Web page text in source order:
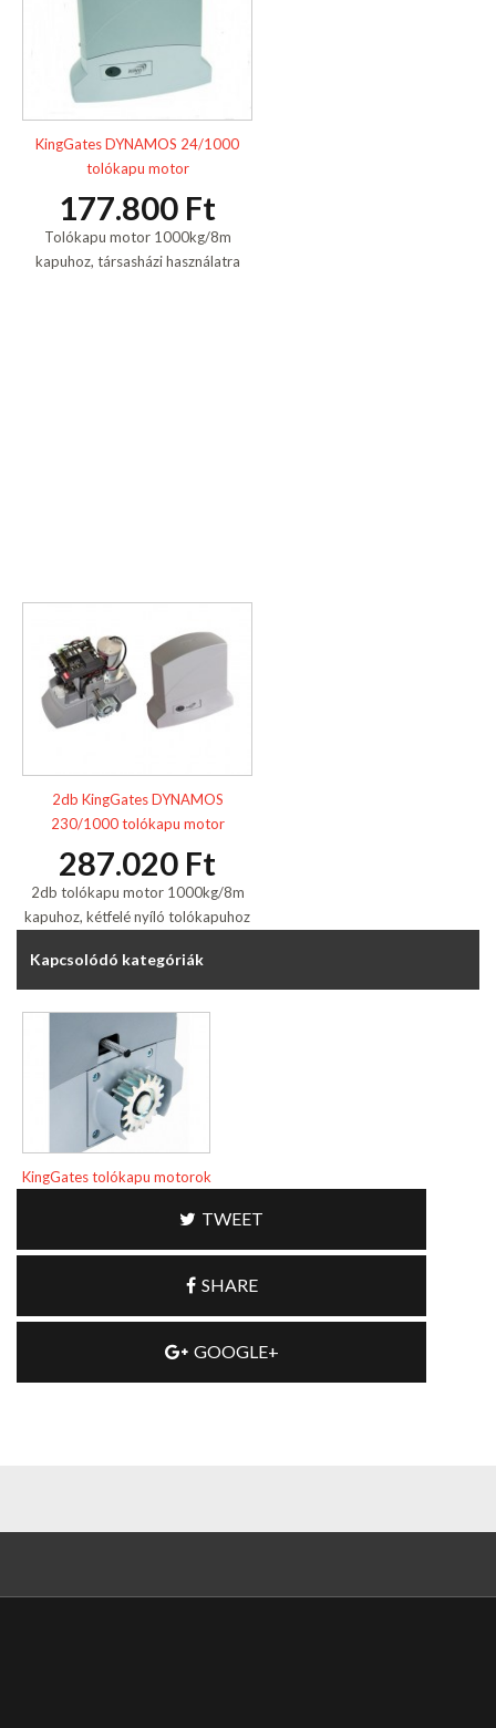
KingGates DYNAMOS 24/1000
tolókapu motor
177.800 Ft
Tolókapu motor 1000kg/8m
kapuhoz, társasházi használatra
2db KingGates DYNAMOS
230/1000 tolókapu motor
287.020 Ft
2db tolókapu motor 1000kg/8m
kapuhoz, kétfelé nyíló tolókapuhoz
Kapcsolódó kategóriák
KingGates tolókapu motorok
TWEET
SHARE
GOOGLE+